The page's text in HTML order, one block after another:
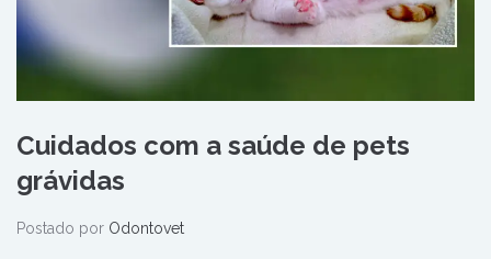
Cuidados com a saúde de pets
grávidas
Postado por Odontovet